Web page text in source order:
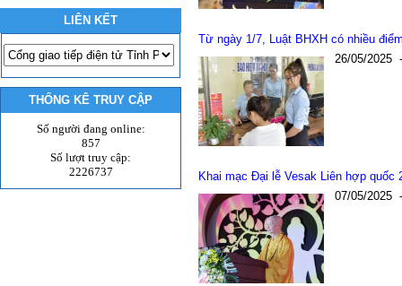
LIÊN KẾT
THỐNG KÊ TRUY CẬP
Số người đang online:
857
Số lượt truy cập:
2226737
Từ ngày 1/7, Luật BHXH có nhiều
26/05/2025
Khai mạc Đại lễ Vesak Liên hợp quốc
07/05/2025